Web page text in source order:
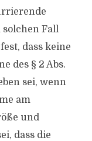
Fall
dass keine
des § 2 Abs.
sei, wenn
am
und
dass die